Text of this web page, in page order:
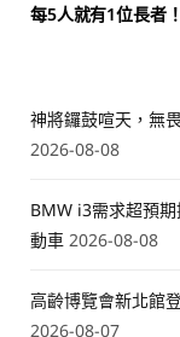
每5人就有1位長者
神將鑼鼓喧天，無
2026-08-08
BMW i3需求超預
動車 2026-08-08
高齡博覽會新北館
2026-08-07